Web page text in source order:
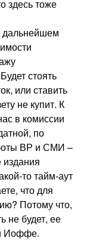
здесь тоже
дальнейшем
стоять
или ставить
не купит. К
в комиссии
по
ВР и СМИ –
то тайм-аут
что для
Потому что,
не будет, ее
Иоффе.